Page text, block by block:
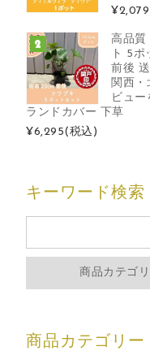
¥2,079
高品質
ト 5
前後
関西・
ビュ
ランドカバー 下草
¥6,295(税込)
キーワード検索
商品カテゴ